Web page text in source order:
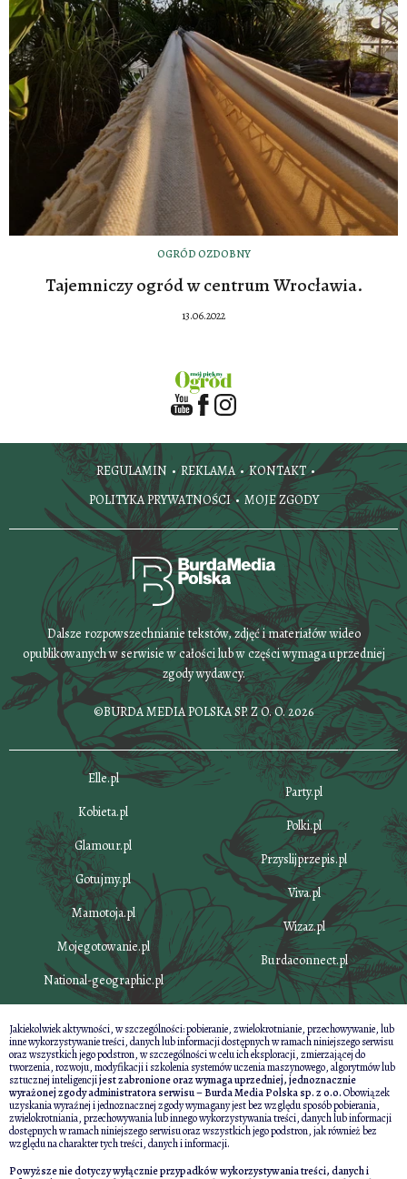
OGRÓD OZDOBNY
Tajemniczy ogród w centrum Wrocławia.
13.06.2022
REGULAMIN REKLAMA
KONTAKT
POLITYKA PRYWATNOŚCI
MOJE ZGODY
Dalsze rozpowszechnianie tekstów, zdjęć i materiałów wideo
opublikowanych w serwisie w całości lub w części wymaga uprzedniej
zgody wydawcy.
©BURDA MEDIA POLSKA SP. Z O. O. 2026
Elle.pl
Kobieta.pl
Glamour.pl
Gotujmy.pl
Mamotoja.pl
Mojegotowanie.pl
National-geographic.pl
Party.pl
Polki.pl
Przyslijprzepis.pl
Viva.pl
Wizaz.pl
Burdaconnect.pl
Jakiekolwiek aktywności, w szczególności: pobieranie, zwielokrotnianie, przechowywanie, lub
inne wykorzystywanie treści, danych lub informacji dostępnych w ramach niniejszego serwisu
oraz wszystkich jego podstron, w szczególności w celu ich eksploracji, zmierzającej do
tworzenia, rozwoju, modyfikacji i szkolenia systemów uczenia maszynowego, algorytmów lub
sztucznej inteligencjijest zabronione oraz wymaga uprzedniej, jednoznacznie
wyrażonej zgody administratora serwisu – Burda Media Polska sp. z o.o.Obowiązek
uzyskania wyraźnej i jednoznacznej zgody wymagany jest bez względu sposób pobierania,
zwielokrotniania, przechowywania lub innego wykorzystywania treści, danych lub informacji
dostępnych w ramach niniejszego serwisu oraz wszystkich jego podstron, jak również bez
względu na charakter tych treści, danych i informacji.
Powyższe nie dotyczy wyłącznie przypadków wykorzystywania treści, danych i